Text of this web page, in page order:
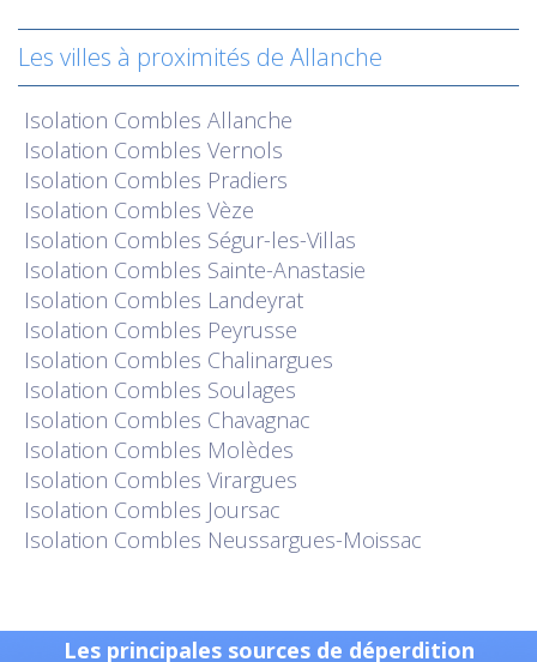
Les villes à proximités de Allanche
Isolation Combles Allanche
Isolation Combles Vernols
Isolation Combles Pradiers
Isolation Combles Vèze
Isolation Combles Ségur-les-Villas
Isolation Combles Sainte-Anastasie
Isolation Combles Landeyrat
Isolation Combles Peyrusse
Isolation Combles Chalinargues
Isolation Combles Soulages
Isolation Combles Chavagnac
Isolation Combles Molèdes
Isolation Combles Virargues
Isolation Combles Joursac
Isolation Combles Neussargues-Moissac
Les principales sources de déperdition